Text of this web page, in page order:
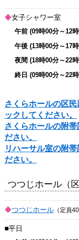
女子シャワー室
さくらホールの区
ックしてください。
さくらホールの附
ださい。
リハーサル室の附
ださい。
つつじホール（
つつじホール（定員
平日